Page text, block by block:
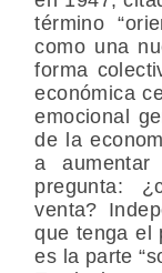
término
como una
forma
económica
emocional
de la
a
pregunta:
venta?
que tenga el
es la parte